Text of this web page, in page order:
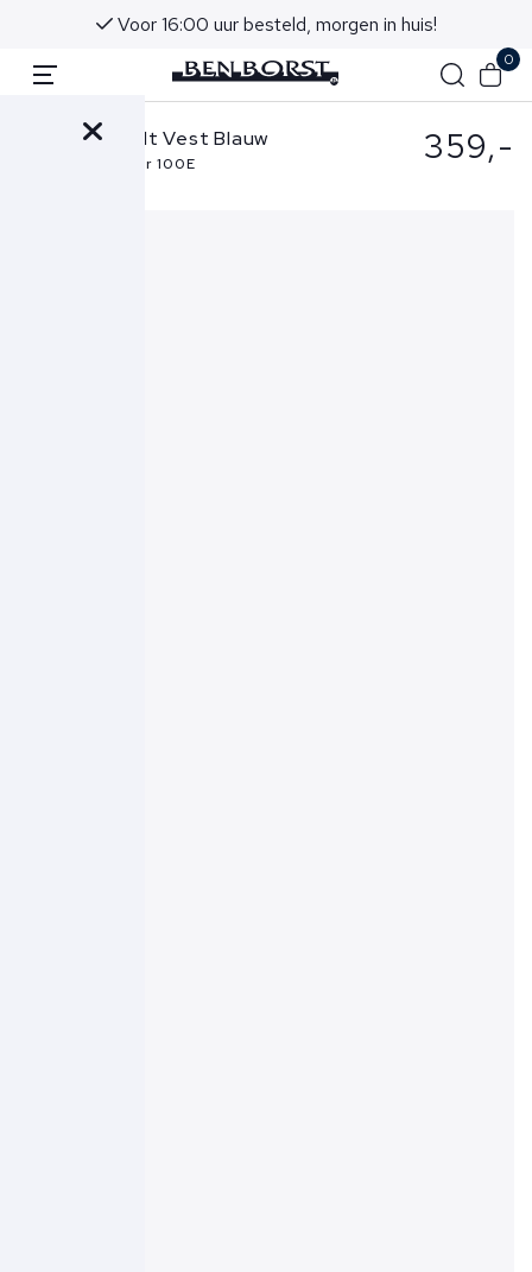
Voor 16:00 uur besteld, morgen in huis!
0
Stefan Brandt Vest Blauw
Joseph ZS Super 100E 359,-